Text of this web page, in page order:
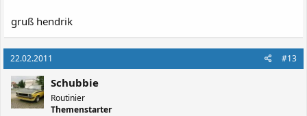
gruß hendrik
22.02.2011 #13
Schubbie
Routinier
Themenstarter